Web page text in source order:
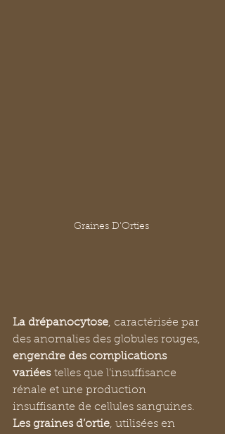
Graines D'Orties
La drépanocytose, caractérisée par
des anomalies des globules rouges,
engendre des complications
variées telles que l’insuffisance
rénale et une production
insuffisante de cellules sanguines.
Les graines d’ortie, utilisées en